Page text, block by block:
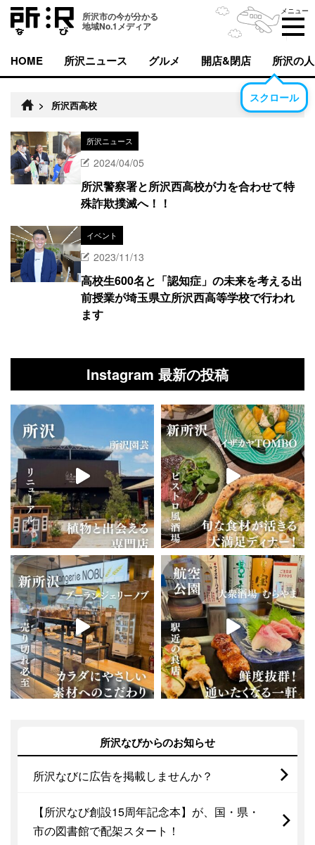
所沢市の今が分かる
地域No.1メディア
メニュー
HOME 所沢ニュース グルメ 開店&閉店 所沢の人
スクロール
> 所沢西高校
所沢ニュース
2024/04/05
所沢警察署と所沢西高校が力を合わせて特
殊詐欺撲滅へ！！
イベント
2023/11/13
高校生600名と「認知症」の未来を考える出
前授業が埼玉県立所沢西高等学校で行われ
ます
Instagram 最新の投稿
所沢なびからのお知らせ
所沢なびに広告を掲載しませんか？
【所沢なび創設15周年記念本】が、国・県・
市の図書館で配架スタート！